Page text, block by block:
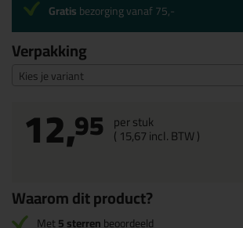
Verpakking
Kies je variant
12,95 per stuk
( 15,67incl. BTW )
Gratisbezorging vanaf 75,-
Waarom dit product?
Met5 sterrenbeoordeeld